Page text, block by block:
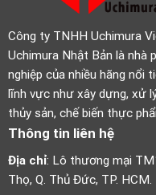
Công ty TNHH Uchimura
Uchimura Nhật Bản là nhà
nghiệp của nhiều hãng nổi
lĩnh vực như xây dựng, xử
thủy sản, chế biến thực
Thông tin liên hệ
Địa chỉ: Lô thương mại
Thọ, Q. Thủ Đức, TP. HCM.